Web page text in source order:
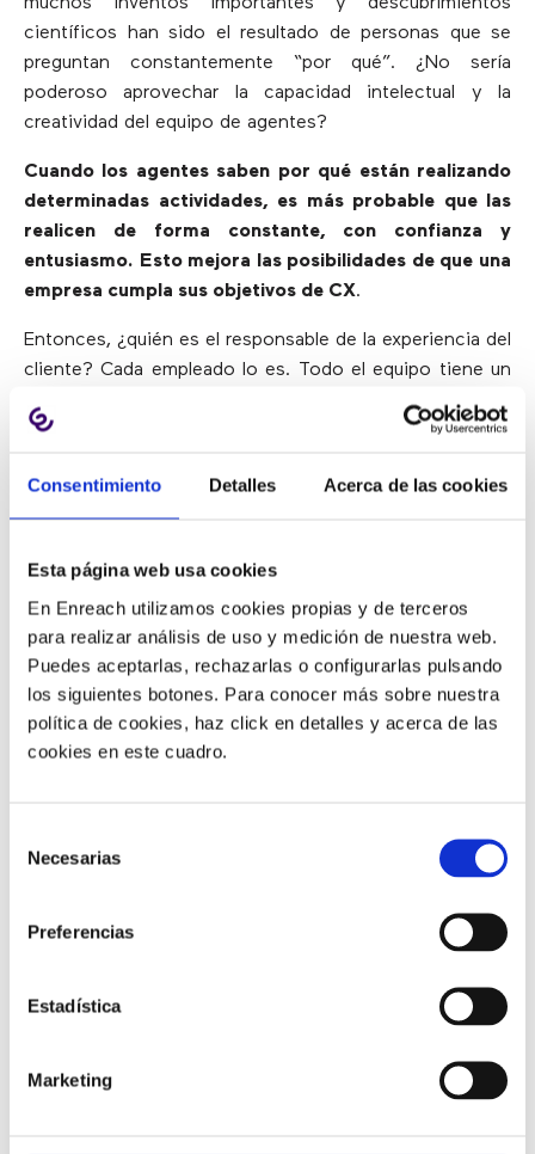
Consentimiento Detalles Acerca de las cookies
Esta página web usa cookies
En Enreach utilizamos cookies propias y de terceros
para realizar análisis de uso y medición de nuestra web.
Puedes aceptarlas, rechazarlas o configurarlas pulsando
los siguientes botones. Para conocer más sobre nuestra
política de cookies, haz click en detalles y acerca de las
cookies en este cuadro.
Necesarias
Preferencias
Estadística
Marketing
científicos han sido el resultado de personas que se
preguntan constantemente “por qué”. ¿No sería
poderoso aprovechar la capacidad intelectual y la
creatividad del equipo de agentes?
Cuando los agentes saben por qué están realizando
determinadas actividades, es más probable que las
realicen de forma constante, con confianza y
entusiasmo. Esto mejora las posibilidades de que una
empresa cumpla sus objetivos de CX.
Entonces, ¿quién es el responsable de la experiencia del
cliente? Cada empleado lo es. Todo el equipo tiene un
3 herramientas del call center
para ayudar a tener éxito a los
Obtener la aceptación de los agentes para la estrategia
de CX es fundamental para una ejecución exitosa. Y
para ofrecer una experiencia de cliente satisfactoria,
los agentes necesitan las herramientas técnicas
adecuadas .
Una interfaz única que incluya todo lo que los agentes
necesitan para atender a los clientes engloba todas las
omnicanal sin problemas, desde la gestión de
funcionalidad de CRM
pasando por los paneles de control de los agentes, el
coaching integrado en tiempo real y los horarios de